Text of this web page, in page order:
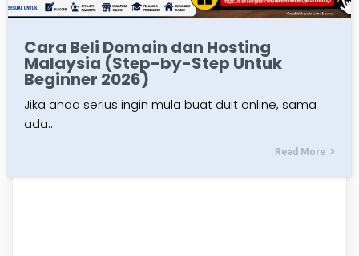
Cara Beli Domain dan Hosting
Malaysia (Step-by-Step Untuk
Beginner 2026)
Jika anda serius ingin mula buat duit online, sama
ada…
Read More